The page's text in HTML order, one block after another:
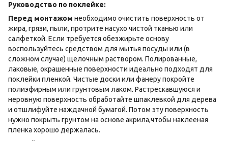
Руководство по поклейке:
Перед монтажом необходимо очистить поверхность от
жира, грязи, пыли, протрите насухо чистой тканью или
салфеткой. Если требуется обезжирьте основу
воспользуйтесь средством для мытья посуды или (в
сложном случае) щелочным раствором. Полированные,
лаковые, окрашенные поверхности идеально подходят для
поклейки пленкой. Чистые доски или фанеру покройте
полиэфирным или грунтовым лаком. Растрескавшуюся и
неровную поверхность обработайте шпаклевкой для дерева
и отшлифуйте наждачной бумагой. Потом эту поверхность
нужно покрыть грунтом на основе акрила,чтобы наклееная
пленка хорошо держалась.